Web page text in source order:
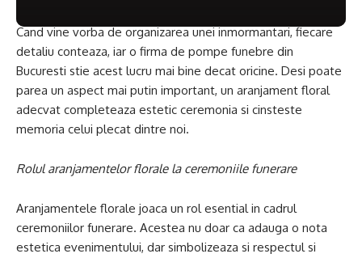
Cand vine vorba de organizarea unei inmormantari, fiecare
detaliu conteaza, iar o firma de pompe funebre din
Bucuresti stie acest lucru mai bine decat oricine. Desi poate
parea un aspect mai putin important, un aranjament floral
adecvat completeaza estetic ceremonia si cinsteste
memoria celui plecat dintre noi.
Rolul aranjamentelor florale la ceremoniile funerare
Aranjamentele florale joaca un rol esential in cadrul
ceremoniilor funerare. Acestea nu doar ca adauga o nota
estetica evenimentului, dar simbolizeaza si respectul si